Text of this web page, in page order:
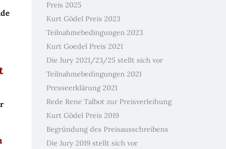
Preis 2025
Kurt Gödel Preis 2023
Teilnahmebedingungen 2023
Kurt Goedel Preis 2021
Die Jury 2021/23/25 stellt sich vor
Teilnahmebedingungen 2021
Presseerklärung 2021
Rede Rene Talbot zur Preisverleihung
Kurt Gödel Preis 2019
Begründung des Preisausschreibens
Die Jury 2019 stellt sich vor